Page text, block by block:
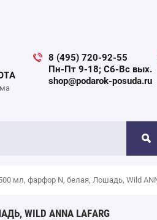
8 (495) 720-92-55
Пн-Пт 9-18; Сб-Вс вых.
shop@podarok-posuda.ru
мл, фарфор N, белая, Лошадь, Wild
WILD ANNA LAFARG